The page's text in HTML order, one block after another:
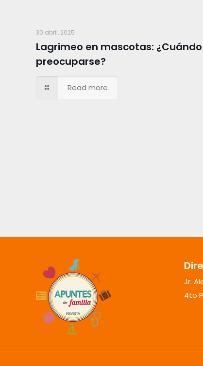
30 abril, 2025
Lagrimeo en mascotas: ¿Cuándo
preocuparse?
Read more
Jr.
4to